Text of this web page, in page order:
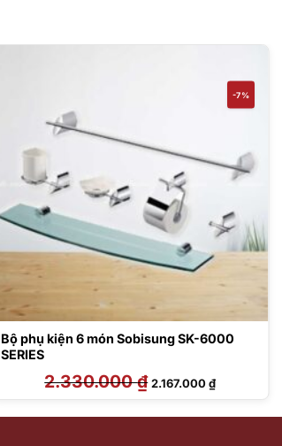
-7%
Bộ phụ kiện 6 món Sobisung SK-6000
SERIES
2.330.000₫ Giá
gốc
là:
2.167.000₫Giá
hiện
tại
2.167.000 ₫.